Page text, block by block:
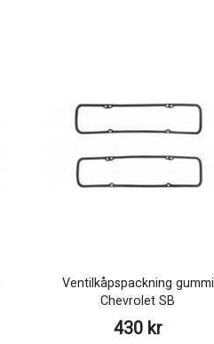
Ventilkåpspackning gummi
Chevrolet SB
430 kr